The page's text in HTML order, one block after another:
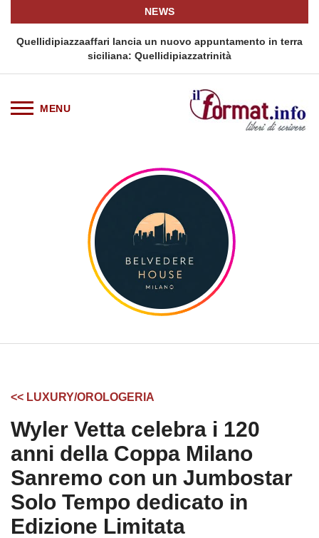
NEWS
Quellidipiazzaaffari lancia un nuovo appuntamento in terra
siciliana: Quellidipiazzatrinità
<< LUXURY/OROLOGERIA
Wyler Vetta celebra i 120
anni della Coppa Milano
Sanremo con un Jumbostar
Solo Tempo dedicato in
Edizione Limitata